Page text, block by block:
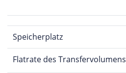
Speicherplatz
Flatrate des Transfervolumens